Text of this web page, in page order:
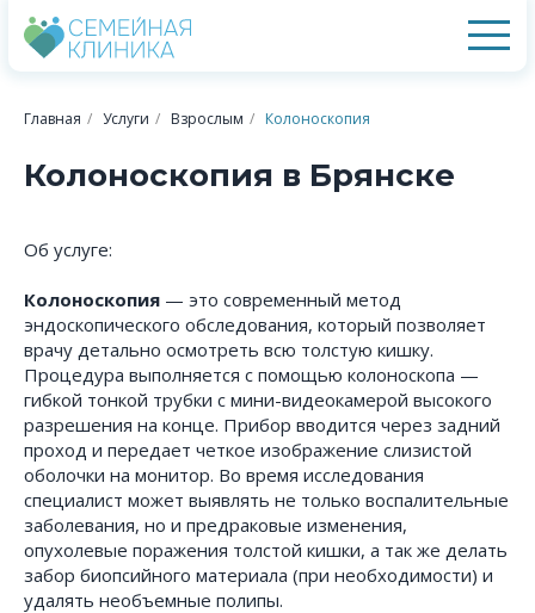
Главная / Услуги / Взрослым / Колоноскопия
Колоноскопия в Брянске
Об услуге:
Колоноскопия — это современный метод
эндоскопического обследования, который позволяет
врачу детально осмотреть всю толстую кишку.
Процедура выполняется с помощью колоноскопа —
гибкой тонкой трубки с мини-видеокамерой высокого
разрешения на конце. Прибор вводится через задний
проход и передает четкое изображение слизистой
оболочки на монитор. Во время исследования
специалист может выявлять не только воспалительные
заболевания, но и предраковые изменения,
опухолевые поражения толстой кишки, а так же делать
забор биопсийного материала (при необходимости) и
удалять необъемные полипы.